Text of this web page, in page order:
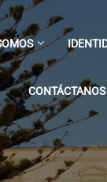
CONTÁCTANOS